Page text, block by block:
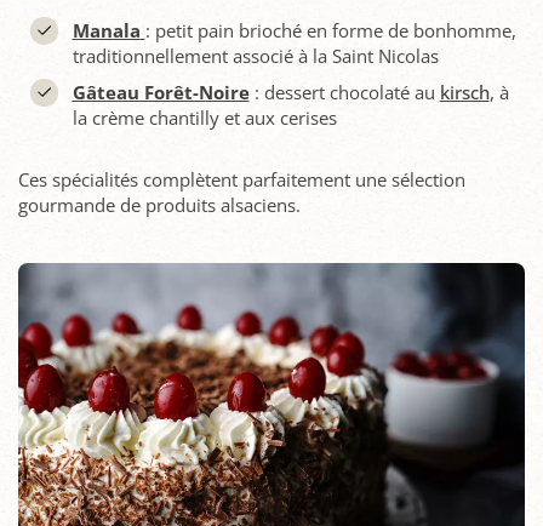
Manala : petit pain brioché en forme de bonhomme,
traditionnellement associé à la Saint Nicolas
Gâteau Forêt-Noire: dessert chocolaté au kirsch, à
la crème chantilly et aux cerises
Ces spécialités complètent parfaitement une sélection
gourmande de produits alsaciens.